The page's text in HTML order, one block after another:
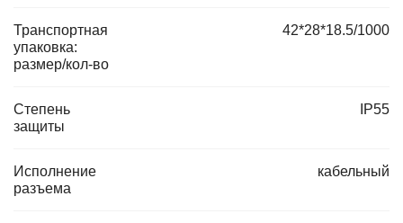
Транспортная
упаковка:
размер/кол-во
42*28*18.5/1000
Степень
защиты
IP55
Исполнение
разъема
кабельный